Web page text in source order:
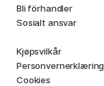
Bli förhandler
Sosialt ansvar
Kjøpsvilkår
Personvernerklæring
Cookies